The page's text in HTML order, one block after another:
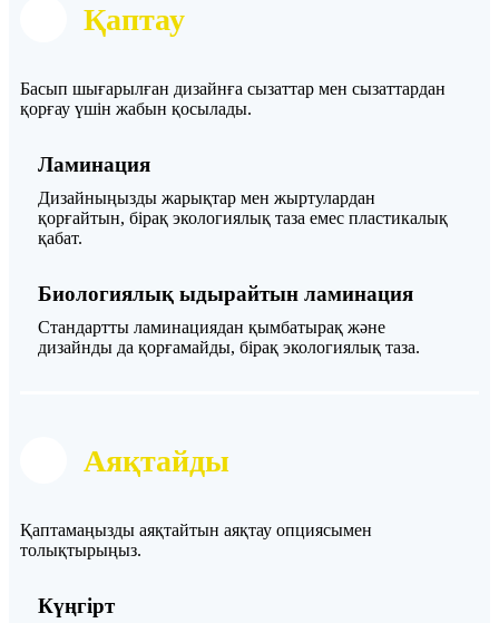
Қаптау
Басып шығарылған дизайнға сызаттар мен сызаттардан
қорғау үшін жабын қосылады.
Ламинация
Дизайныңызды жарықтар мен жыртулардан
қорғайтын, бірақ экологиялық таза емес пластикалық
қабат.
Биологиялық ыдырайтын ламинация
Стандартты ламинациядан қымбатырақ және
дизайнды да қорғамайды, бірақ экологиялық таза.
Аяқтайды
Қаптамаңызды аяқтайтын аяқтау опциясымен
толықтырыңыз.
Күңгірт